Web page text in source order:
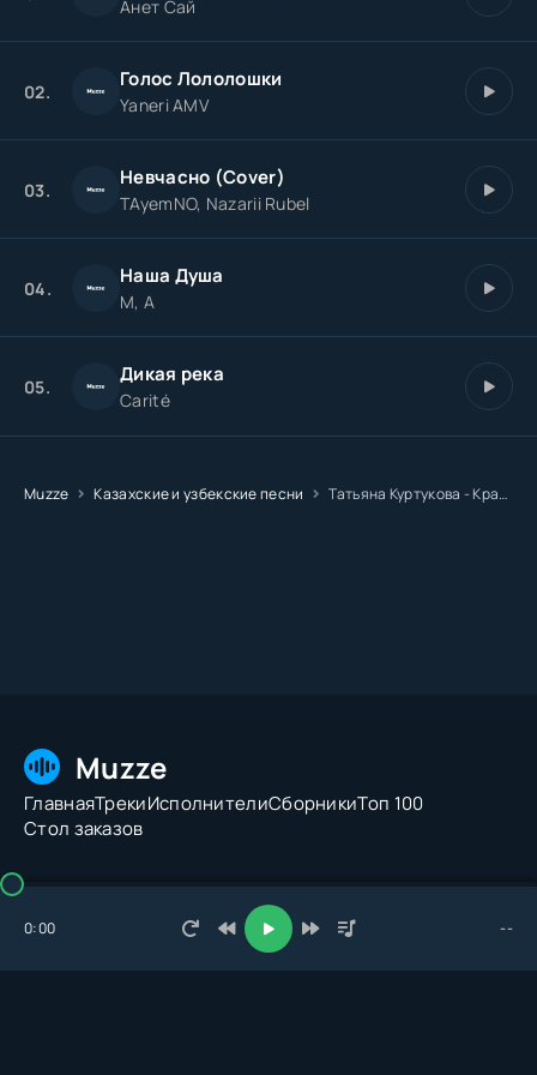
Ай до пояса коса
Голос чистая река
А душа так широка
Ай да русская краса
Ай до пояса коса
Голос чистая река
А душа так широка
Анет Сай
02. Голос Лололошки
Yaneri AMV
03. Невчасно (Cover)
TAyemNO, Nazarii Rubel
04. Наша Душа
M, A
05. Дикая река
Carité
Muzze Казахские и узбекские песни Татьяна Куртукова - Краса
Muzze
ГлавнаяТрекиИсполнителиСборникиТоп 100
Стол заказов
© 2026 Muzze.net. Все права защищены. Администрация:
0:00 --